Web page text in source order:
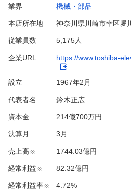
業界 機械・部品
本店所在地 神奈川県川崎市幸区堀
従業員数 5,175人
企業URL https://www.toshiba-
設立 1967年2月
代表者名 鈴木正広
資本金 214億700万円
決算月 3 月
売上高 ※ 1744.03億円
経常利益 ※ 82.32億円
経常利益率※ 4.72%